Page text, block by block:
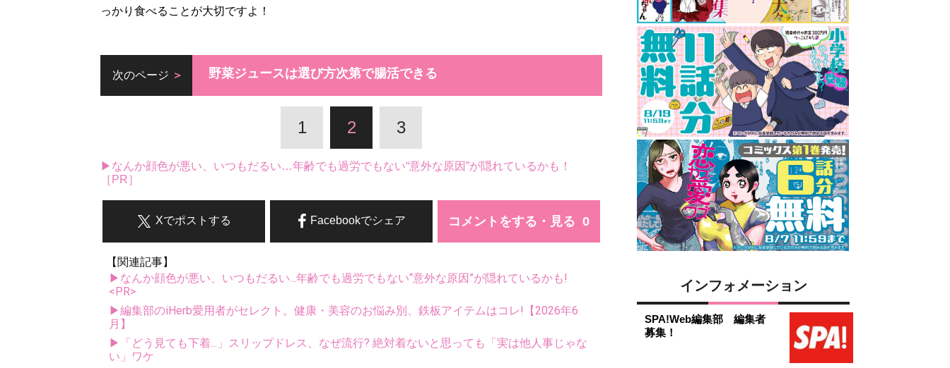
っかり食べることが大切ですよ！
次のページ 野菜ジュースは選び方次第で腸活できる
1 2 3
▶なんか顔色が悪い、いつもだるい…年齢でも過労でもない“意外な原因”が隠れているかも！
［PR］
コメントをする・見る
Facebookでシェア
Xでポストする
【関連記事】
▶なんか顔色が悪い、いつもだるい...年齢でも過労でもない“意外な原因”が隠れているかも!
<PR>
▶編集部のiHerb愛用者がセレクト。健康・美容のお悩み別、鉄板アイテムはコレ!【2026年6
月】
▶「どう見ても下着...」スリップドレス、なぜ流行? 絶対着ないと思っても「実は他人事じゃな
い」ワケ
インフォメーション
SPA!Web編集部 編集者
募集！